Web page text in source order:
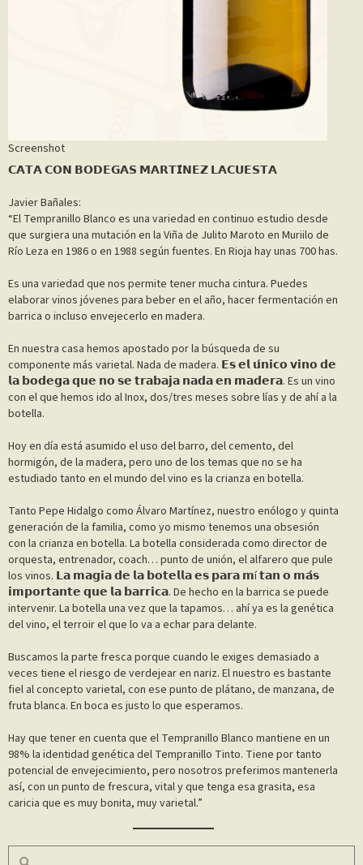
Screenshot
𝗖𝗔𝗧𝗔 𝗖𝗢𝗡 𝗕𝗢𝗗𝗘𝗚𝗔𝗦 𝗠𝗔𝗥𝗧𝗜́𝗡𝗘𝗭 𝗟𝗔𝗖𝗨𝗘𝗦𝗧𝗔
Javier Bañales:⁣
⁣“El Tempranillo Blanco es una variedad en continuo estudio desde
que surgiera una mutación en la Viña de Julito Maroto en Muriilo de
Río Leza en 1986 o en 1988 según fuentes. En Rioja hay unas 700 has.⁣
Es una variedad que nos permite tener mucha cintura. Puedes
elaborar vinos jóvenes para beber en el año, hacer fermentación en
barrica o incluso envejecerlo en madera.⁣
En nuestra casa hemos apostado por la búsqueda de su
componente más varietal. Nada de madera. 𝗘𝘀 𝗲𝗹 𝘂́𝗻𝗶𝗰𝗼 𝘃𝗶𝗻𝗼 𝗱𝗲
𝗹𝗮 𝗯𝗼𝗱𝗲𝗴𝗮 𝗾𝘂𝗲 𝗻𝗼 𝘀𝗲 𝘁𝗿𝗮𝗯𝗮𝗷𝗮 𝗻𝗮𝗱𝗮 𝗲𝗻 𝗺𝗮𝗱𝗲𝗿𝗮. Es un vino
con el que hemos ido al Inox, dos/tres meses sobre lías y de ahí a la
botella.⁣
Hoy en día está asumido el uso del barro, del cemento, del
hormigón, de la madera, pero uno de los temas que no se ha
estudiado tanto en el mundo del vino es la crianza en botella.⁣
Tanto Pepe Hidalgo como Álvaro Martínez, nuestro enólogo y quinta
generación de la familia, como yo mismo tenemos una obsesión
con la crianza en botella. La botella considerada como director de
orquesta, entrenador, coach… punto de unión, el alfarero que pule
los vinos. 𝗟𝗮 𝗺𝗮𝗴𝗶𝗮 𝗱𝗲 𝗹𝗮 𝗯𝗼𝘁𝗲𝗹𝗹𝗮 𝗲𝘀 𝗽𝗮𝗿𝗮 𝗺í 𝘁𝗮𝗻 𝗼 𝗺𝗮́𝘀
𝗶𝗺𝗽𝗼𝗿𝘁𝗮𝗻𝘁𝗲 𝗾𝘂𝗲 𝗹𝗮 𝗯𝗮𝗿𝗿𝗶𝗰𝗮. De hecho en la barrica se puede
intervenir. La botella una vez que la tapamos… ahí ya es la genética
del vino, el terroir el que lo va a echar para delante. ⁣
Buscamos la parte fresca porque cuando le exiges demasiado a
veces tiene el riesgo de verdejear en nariz. El nuestro es bastante
fiel al concepto varietal, con ese punto de plátano, de manzana, de
fruta blanca. En boca es justo lo que esperamos. ⁣
Hay que tener en cuenta que el Tempranillo Blanco mantiene en un
98% la identidad genética del Tempranillo Tinto. Tiene por tanto
potencial de envejecimiento, pero nosotros preferimos mantenerla
así, con un punto de frescura, vital y que tenga esa grasita, esa
caricia que es muy bonita, muy varietal.”